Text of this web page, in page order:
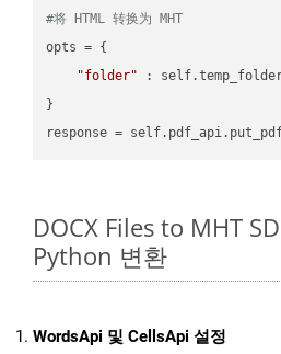
#将 HTML 转换为 MHT
opts = {
"folder" :
}
DOCX Files to MHT
Python 변환
WordsApi 및 CellsApi 설정